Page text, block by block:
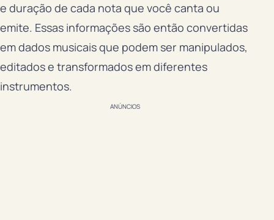
e duração de cada nota que você canta ou
emite. Essas informações são então convertidas
em dados musicais que podem ser manipulados,
editados e transformados em diferentes
instrumentos.
ANÚNCIOS